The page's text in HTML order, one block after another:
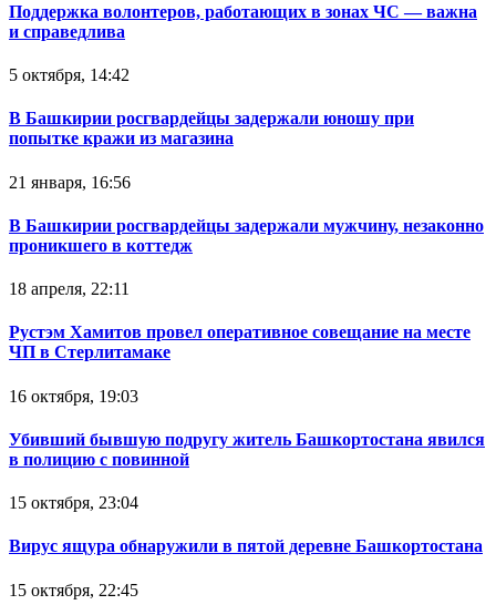
Поддержка волонтеров, работающих в зонах ЧС — важна
и справедлива
5 октября, 14:42
В Башкирии росгвардейцы задержали юношу при
попытке кражи из магазина
21 января, 16:56
В Башкирии росгвардейцы задержали мужчину, незаконно
проникшего в коттедж
18 апреля, 22:11
Рустэм Хамитов провел оперативное совещание на месте
ЧП в Стерлитамаке
16 октября, 19:03
Убивший бывшую подругу житель Башкортостана явился
в полицию с повинной
15 октября, 23:04
Вирус ящура обнаружили в пятой деревне Башкортостана
15 октября, 22:45